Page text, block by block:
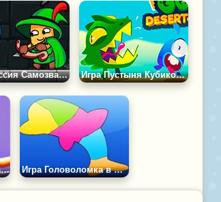
Игра Миссия Самозванца Игра Пустыня Кубиков Гобо
Игра Спасти Человека Сосиску Игра Головоломка в Форме Животных